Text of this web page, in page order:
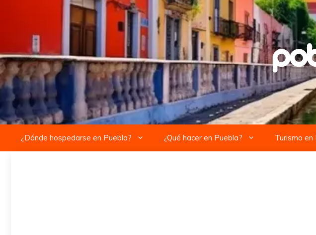
contenido
¿Dónde hospedarse en Puebla? ¿Qué hacer en Puebla? Turismo en